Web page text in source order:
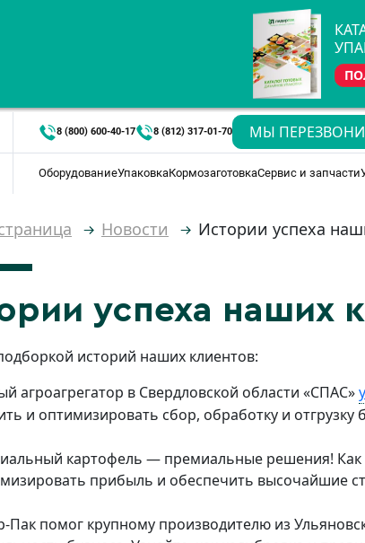
8 (800) 600-40-17 8 (812) 317-01-70 МЫ
ОборудованиеУпаковкаКормозаготовкаСервис и запчасти
Новости Истории успеха
успеха наших
историй наших клиентов:
агроагрегатор в Свердловской области «СПАС»
и оптимизировать сбор, обработку и
картофель ― премиальные решения!
прибыль и обеспечить высочайшие
Пак помог крупному производителю из